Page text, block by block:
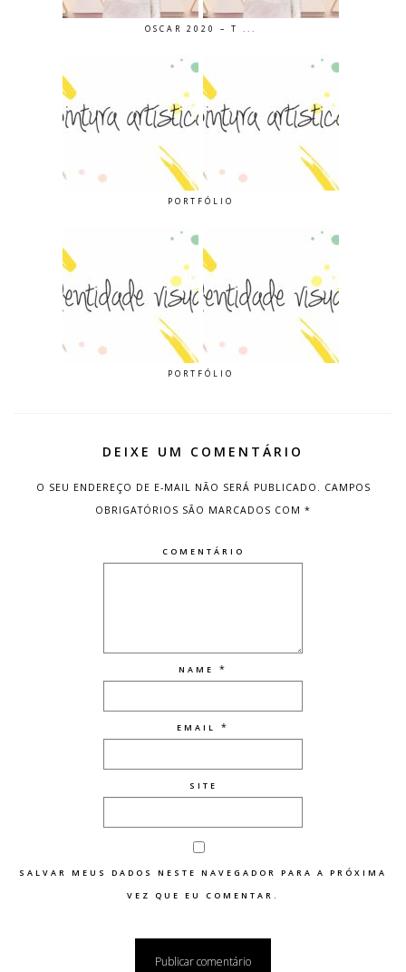
OSCAR 2020 – T ...
PORTFÓLIO
PORTFÓLIO
DEIXE UM COMENTÁRIO
O SEU ENDEREÇO DE E-MAIL NÃO SERÁ PUBLICADO. CAMPOS
OBRIGATÓRIOS SÃO MARCADOS COM *
COMENTÁRIO
NAME *
EMAIL *
SITE
SALVAR MEUS DADOS NESTE NAVEGADOR PARA A PRÓXIMA
VEZ QUE EU COMENTAR.